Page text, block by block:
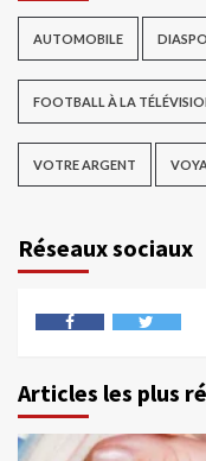
AUTOMOBILE
FOOTBALL À LA
VOTRE ARGENT
Réseaux sociaux
Articles les plus